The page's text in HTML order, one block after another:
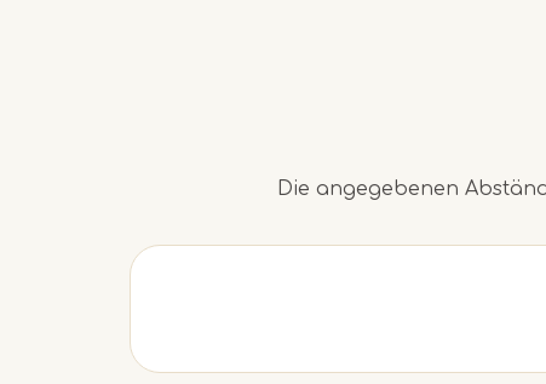
Die angegebenen